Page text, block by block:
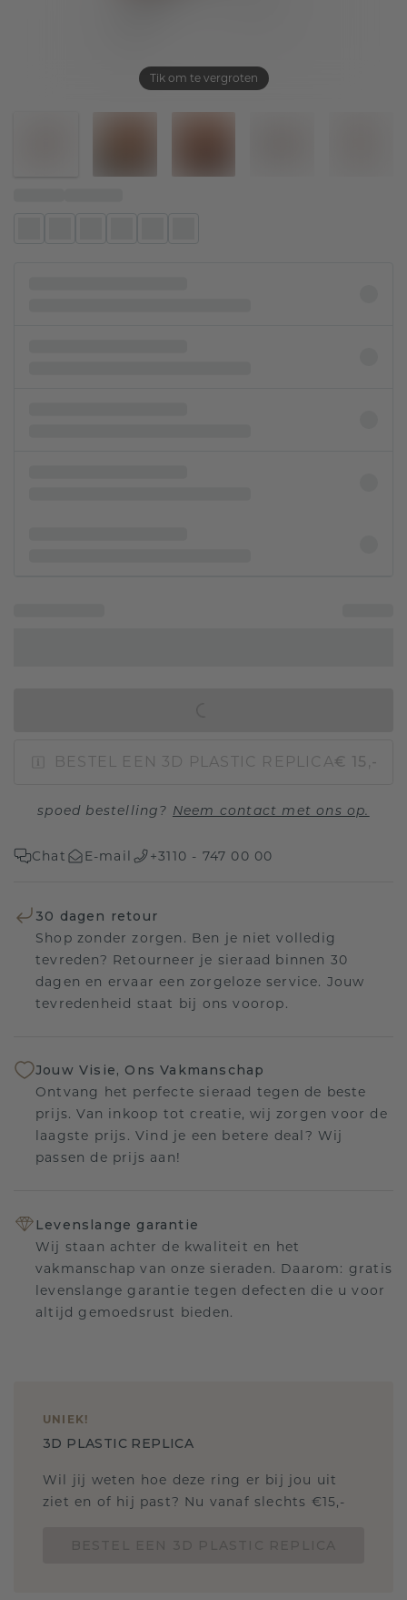
Tik om te vergroten
BESTEL EEN 3D PLASTIC REPLICA€ 15,-
spoed bestelling? Neem contact met ons op.
Chat E-mail +3110 - 747 00 00
30 dagen retour
Shop zonder zorgen. Ben je niet volledig
tevreden? Retourneer je sieraad binnen 30
dagen en ervaar een zorgeloze service. Jouw
tevredenheid staat bij ons voorop.
Jouw Visie, Ons Vakmanschap
Ontvang het perfecte sieraad tegen de beste
prijs. Van inkoop tot creatie, wij zorgen voor de
laagste prijs. Vind je een betere deal? Wij
passen de prijs aan!
Levenslange garantie
Wij staan achter de kwaliteit en het
vakmanschap van onze sieraden. Daarom: gratis
levenslange garantie tegen defecten die u voor
altijd gemoedsrust bieden.
UNIEK!
3D PLASTIC REPLICA
Wil jij weten hoe deze ring er bij jou uit
ziet en of hij past? Nu vanaf slechts €15,-